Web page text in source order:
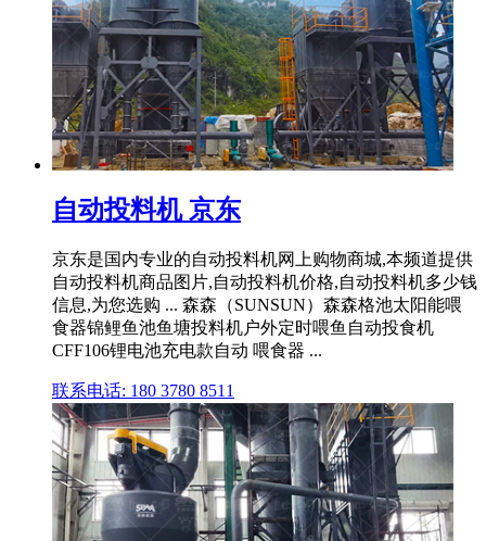
自动投料机 京东
京东是国内专业的自动投料机网上购物商城,本频道提供
自动投料机商品图片,自动投料机价格,自动投料机多少钱
信息,为您选购 ... 森森（SUNSUN）森森格池太阳能喂
食器锦鲤鱼池鱼塘投料机户外定时喂鱼自动投食机
CFF106锂电池充电款自动 喂食器 ...
联系电话: 180 3780 8511